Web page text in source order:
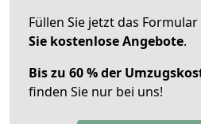
Füllen Sie jetzt das
Sie kostenlose Angebote.
Bis zu 60 % der
finden Sie nur bei uns!